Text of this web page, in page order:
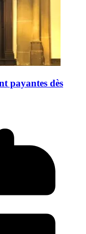
payantes dès